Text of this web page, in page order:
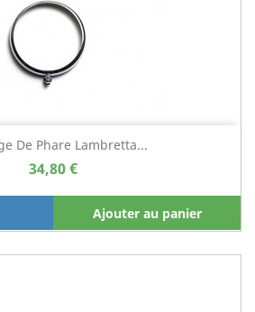
De Phare Lambretta...
34,80 €
Ajouter au panier